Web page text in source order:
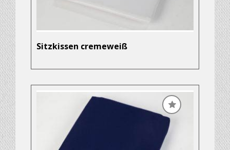
Sitzkissen cremeweiß